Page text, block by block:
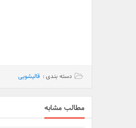
دسته بندی : قالیشویی
مطالب مشابه